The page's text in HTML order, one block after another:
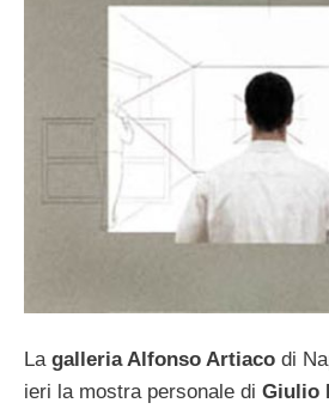
La galleria Alfonso Artiaco di
ieri la mostra personale di Giulio